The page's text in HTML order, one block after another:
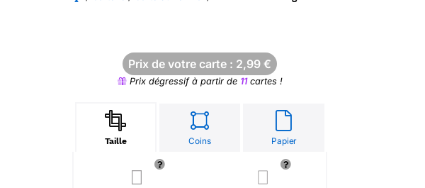
Prix de votre carte : 2,99 €
Prix dégressif à partir de 11cartes !
Taille Coins Papier